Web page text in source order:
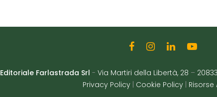
Editoriale Farlastrada Srl - Via Martiri della Libertà, 28 –
Privacy Policy
Cookie Policy